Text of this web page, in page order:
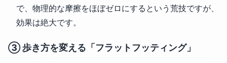
で、物理的な摩擦をほぼゼロにするという荒技ですが、
効果は絶大です。
③ 歩き方を変える「フラットフッティング」